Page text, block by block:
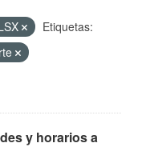
Etiquetas:
y horarios a